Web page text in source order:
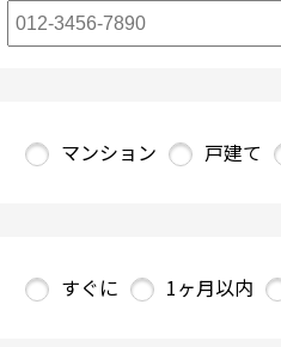
マンション 戸建て
すぐに 1ヶ月以内